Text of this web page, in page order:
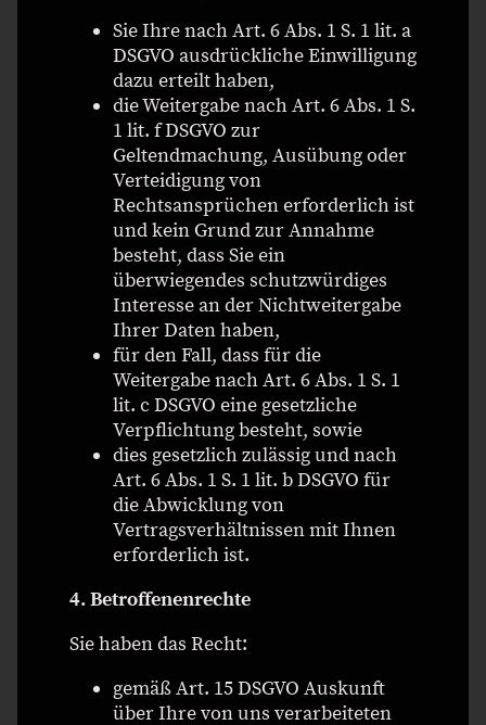
Sie Ihre nach Art. 6 Abs. 1 S. 1 lit. a
DSGVO ausdrückliche Einwilligung
dazu erteilt haben,
die Weitergabe nach Art. 6 Abs. 1 S.
1 lit. f DSGVO zur
Geltendmachung, Ausübung oder
Verteidigung von
Rechtsansprüchen erforderlich ist
und kein Grund zur Annahme
besteht, dass Sie ein
überwiegendes schutzwürdiges
Interesse an der Nichtweitergabe
Ihrer Daten haben,
für den Fall, dass für die
Weitergabe nach Art. 6 Abs. 1 S. 1
lit. c DSGVO eine gesetzliche
Verpflichtung besteht, sowie
dies gesetzlich zulässig und nach
Art. 6 Abs. 1 S. 1 lit. b DSGVO für
die Abwicklung von
Vertragsverhältnissen mit Ihnen
erforderlich ist.
4. Betroffenenrechte
Sie haben das Recht:
gemäß Art. 15 DSGVO Auskunft
über Ihre von uns verarbeiteten